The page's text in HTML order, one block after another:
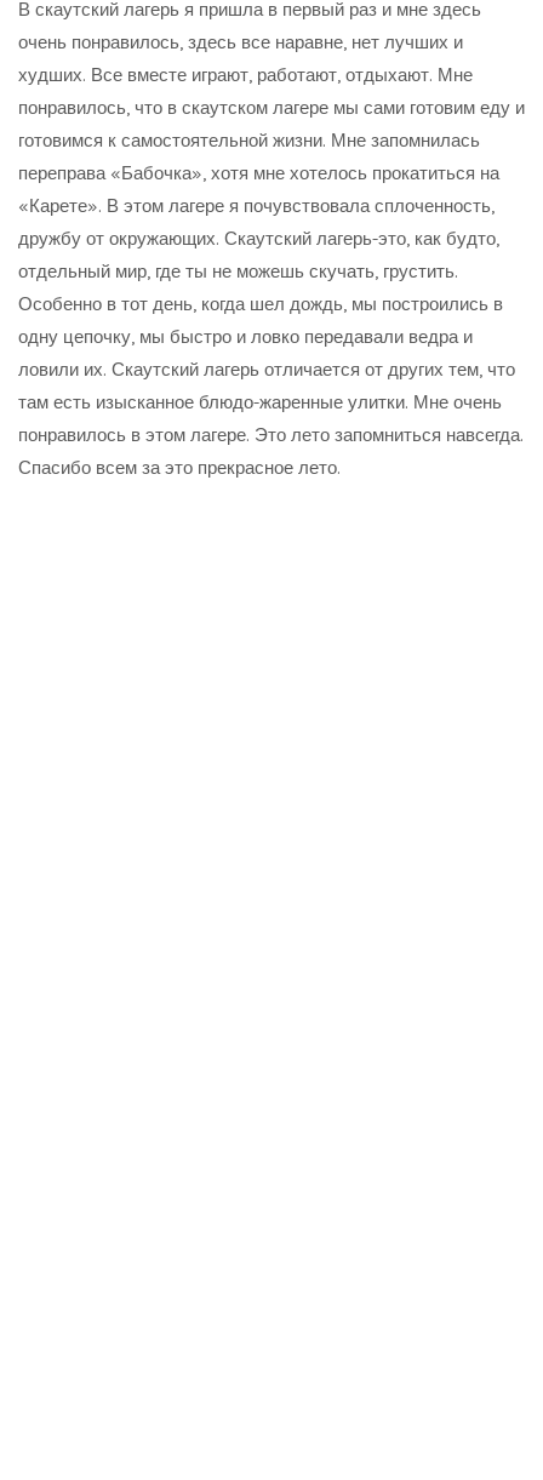
В скаутский лагерь я пришла в первый раз и мне здесь
очень понравилось, здесь все наравне, нет лучших и
худших. Все вместе играют, работают, отдыхают. Мне
понравилось, что в скаутском лагере мы сами готовим еду и
готовимся к самостоятельной жизни. Мне запомнилась
переправа «Бабочка», хотя мне хотелось прокатиться на
«Карете». В этом лагере я почувствовала сплоченность,
дружбу от окружающих. Скаутский лагерь-это, как будто,
отдельный мир, где ты не можешь скучать, грустить.
Особенно в тот день, когда шел дождь, мы построились в
одну цепочку, мы быстро и ловко передавали ведра и
ловили их. Скаутский лагерь отличается от других тем, что
там есть изысканное блюдо-жаренные улитки. Мне очень
понравилось в этом лагере. Это лето запомниться навсегда.
Спасибо всем за это прекрасное лето.